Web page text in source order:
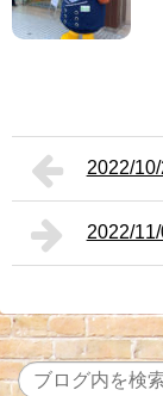
2022/
2022/